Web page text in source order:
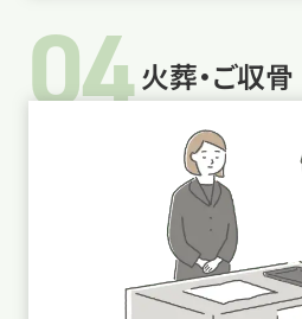
04火葬・ご収骨